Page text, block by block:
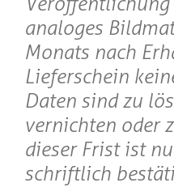
analoges
Monats nach
Lieferschein
Daten sind zu
vernichten oder
dieser Frist ist
schriftlich